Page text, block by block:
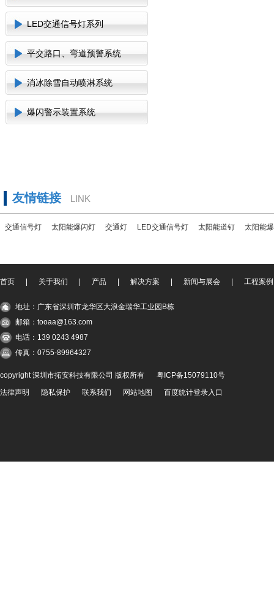
LED交通信号灯系列
平交路口、弯道预警系统
消冰除雪自动喷淋系统
爆闪警示装置系统
友情链接 LINK
交通信号灯 太阳能爆闪灯 交通灯 LED交通信号灯 太阳能道钉 太阳能
首页 关于我们 产品 解决方案 新闻与展会 工程案例
地址：广东省深圳市龙华区大浪金瑞华工业园B栋
邮箱：tooaa@163.com
电话：139 0243 4987
传真：0755-89964327
copyright 深圳市拓安科技有限公司 版权所有
粤ICP备15079110号
法律声明
隐私保护 联系我们 网站地图 百度统计登录入口